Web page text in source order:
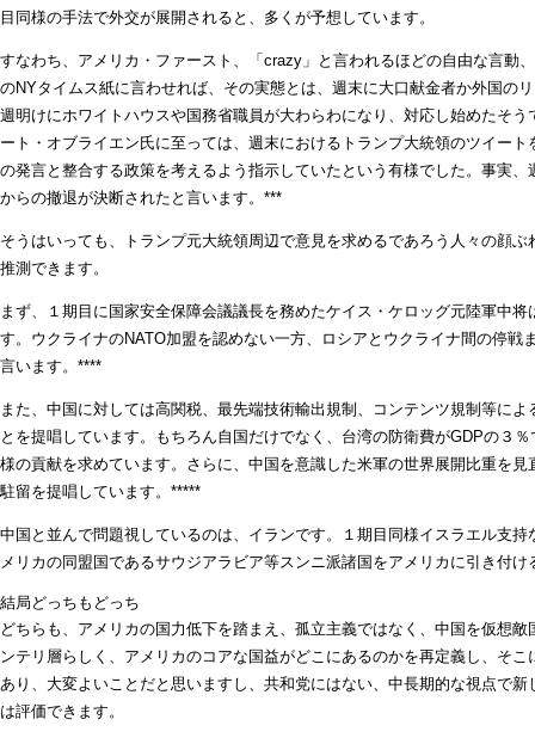
目同様の手法で外交が展開されると、多くが予想しています。
すなわち、アメリカ・ファースト、「crazy」と言われるほどの自由な言動
のNYタイムス紙に言わせれば、その実態とは、週末に大口献金者か外国の
週明けにホワイトハウスや国務省職員が大わらわになり、対応し始めたそ
ート・オブライエン氏に至っては、週末におけるトランプ大統領のツイー
の発言と整合する政策を考えるよう指示していたという有様でした。事実
からの撤退が決断されたと言います。***
そうはいっても、トランプ元大統領周辺で意見を求めるであろう人々の顔
推測できます。
まず、１期目に国家安全保障会議議長を務めたケイス・ケロッグ元陸軍中
す。ウクライナのNATO加盟を認めない一方、ロシアとウクライナ間の停
言います。****
また、中国に対しては高関税、最先端技術輸出規制、コンテンツ規制等に
とを提唱しています。もちろん自国だけでなく、台湾の防衛費がGDPの３
様の貢献を求めています。さらに、中国を意識した米軍の世界展開比重を
駐留を提唱しています。*****
中国と並んで問題視しているのは、イランです。１期目同様イスラエル支
メリカの同盟国であるサウジアラビア等スンニ派諸国をアメリカに引き付
結局どっちもどっち
どちらも、アメリカの国力低下を踏まえ、孤立主義ではなく、中国を仮想
ンテリ層らしく、アメリカのコアな国益がどこにあるのかを再定義し、そ
あり、大変よいことだと思いますし、共和党にはない、中長期的な視点で
は評価できます。